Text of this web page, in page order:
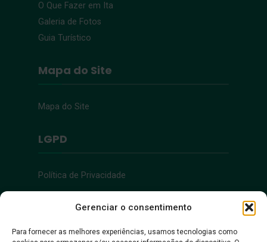
Gerenciar o consentimento
Para fornecer as melhores experiências, usamos tecnologias como
O Que Fazer em Ita
Galeria de Fotos
Guia Turístico
Mapa do Site
Mapa do Site
LGPD
Política de Privacidade
Acessibilidade